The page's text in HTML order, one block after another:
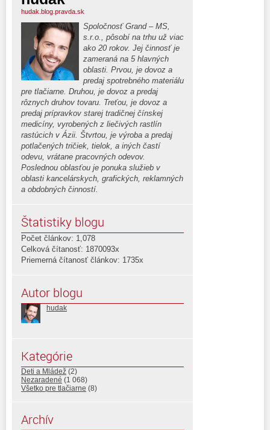
hudak.blog.pravda.sk
Spoločnosť Grand – MS,
s.r.o., pôsobí na trhu už viac
ako 20 rokov. Jej činnosť je
zameraná na 5 hlavných
oblasti. Prvou, je dovoz a
predaj spotrebného materiálu
pre tlačiarne. Druhou, je dovoz a predaj
rôznych druhov tovaru. Treťou, je dovoz a
predaj prípravkov starej tradičnej čínskej
medicíny, vyrobených z liečivých rastlín
rastúcich v Ázii. Štvrtou, je výroba a predaj
potlačených tričiek, tielok, a iných častí
odevu, vrátane pracovných odevov.
Poslednou oblasťou je ponuka služieb v
oblasti kancelárskych, grafických, reklamných
a obdobných činností.
Štatistiky blogu
Počet článkov: 1,078
Celková čítanosť: 1870093x
Priemerná čítanosť článkov: 1735x
Autor blogu
hudak
Kategórie
Deti a Mládež (2)
Nezaradené (1 068)
Všetko pre tlačiarne (8)
Archív